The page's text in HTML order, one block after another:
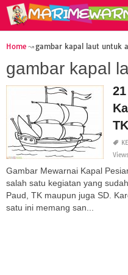
Home gambar kapal laut untuk
gambar kapal
Views
Gambar Mewarnai Kapal
salah satu kegiatan yang
Paud, TK maupun juga SD.
satu ini memang san...